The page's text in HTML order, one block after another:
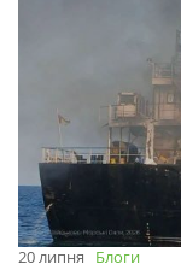
20 липня Блоги